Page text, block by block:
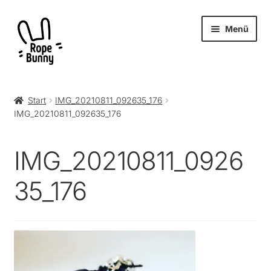
Zur
Navigation
springen
Zum
Inhalt
springen
Menü
RopeBunny
Journal
Start
IMG_20210811_092635_176
IMG_20210811_092635_176
IMG_20210811_0926
35_176